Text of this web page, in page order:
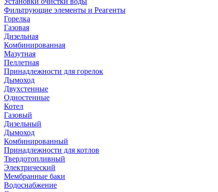
Фильтрующие элементы и Реагенты
Горелка
Газовая
Дизельная
Комбинированная
Мазутная
Пеллетная
Принадлежности для горелок
Дымоход
Двухстенные
Одностенные
Котел
Газовый
Дизельный
Дымоход
Комбинированный
Принадлежности для котлов
Твердотопливный
Электрический
Мембранные баки
Водоснабжение